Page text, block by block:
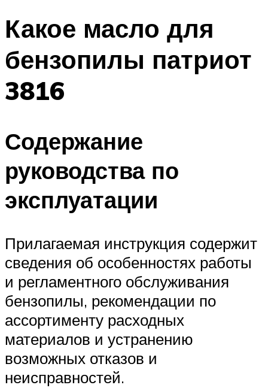
Какое масло для
бензопилы патриот
3816
Содержание
руководства по
эксплуатации
Прилагаемая инструкция содержит
сведения об особенностях работы
и регламентного обслуживания
бензопилы, рекомендации по
ассортименту расходных
материалов и устранению
возможных отказов и
неисправностей.